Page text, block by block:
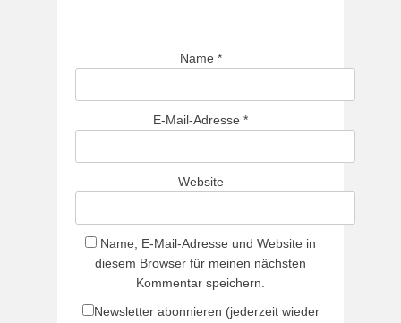
Name *
E-Mail-Adresse *
Website
Name, E-Mail-Adresse und Website in
diesem Browser für meinen nächsten
Kommentar speichern.
Newsletter abonnieren (jederzeit wieder